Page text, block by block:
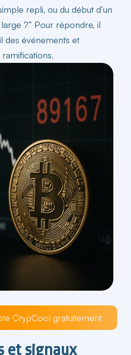
repli, ou du début d’un
?” Pour répondre, il
des événements et
CrypCool gratuitement
et signaux